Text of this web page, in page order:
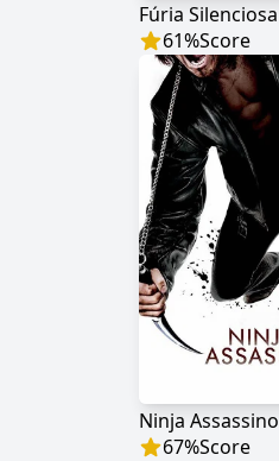
Fúria Silenciosa
61%Score
Ninja Assassino
67%Score